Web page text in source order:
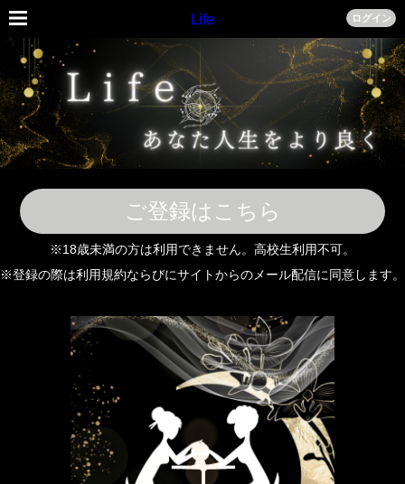
Life ログイン
ご登録はこちら
※18歳未満の方は利用できません。高校生利用不可。
※登録の際は利用規約ならびにサイトからのメール配信に同意します。